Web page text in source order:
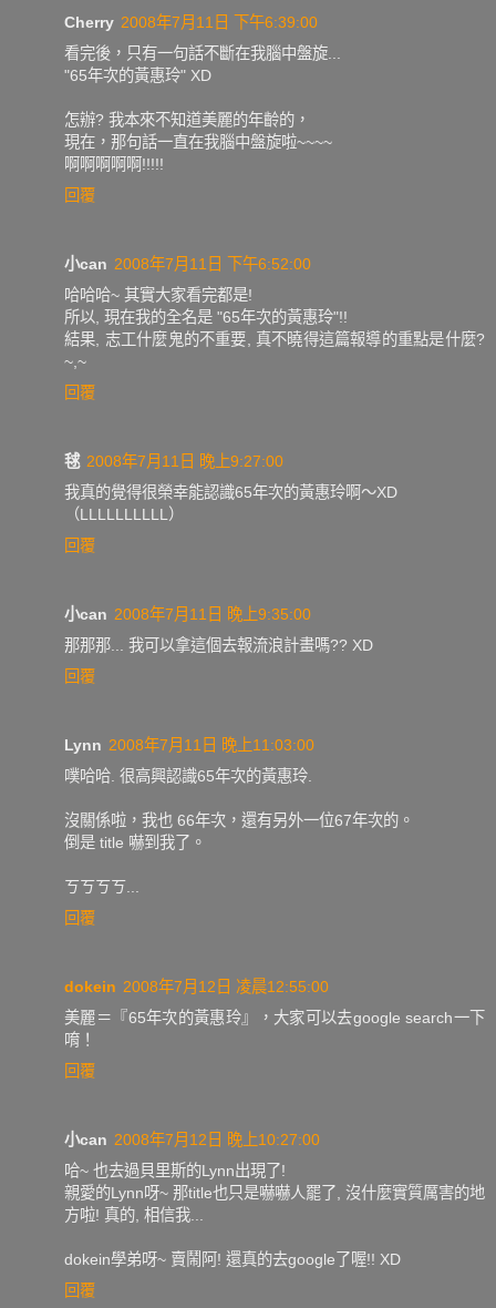
Cherry 2008年7月11日 下午6:39:00
看完後，只有一句話不斷在我腦中盤旋...
"65年次的黃惠玲" XD
怎辦? 我本來不知道美麗的年齡的，
現在，那句話一直在我腦中盤旋啦~~~~
啊啊啊啊啊!!!!!
回覆
小can 2008年7月11日 下午6:52:00
哈哈哈~ 其實大家看完都是!
所以, 現在我的全名是 "65年次的黃惠玲"!!
結果, 志工什麼鬼的不重要, 真不曉得這篇報導的重點是什麼?
~,~
回覆
毬 2008年7月11日 晚上9:27:00
我真的覺得很榮幸能認識65年次的黃惠玲啊～XD
（LLLLLLLLLL）
回覆
小can 2008年7月11日 晚上9:35:00
那那那... 我可以拿這個去報流浪計畫嗎?? XD
回覆
Lynn 2008年7月11日 晚上11:03:00
噗哈哈. 很高興認識65年次的黃惠玲.
沒關係啦，我也 66年次，還有另外一位67年次的。
倒是 title 嚇到我了。
ㄎㄎㄎㄎ...
回覆
dokein 2008年7月12日 凌晨12:55:00
美麗＝『65年次的黃惠玲』，大家可以去google search一下
唷！
回覆
小can 2008年7月12日 晚上10:27:00
哈~ 也去過貝里斯的Lynn出現了!
親愛的Lynn呀~ 那title也只是嚇嚇人罷了, 沒什麼實質厲害的地
方啦! 真的, 相信我...
dokein學弟呀~ 賣鬧阿! 還真的去google了喔!! XD
回覆